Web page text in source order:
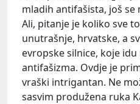
mladih antifašista, još se
Ali, pitanje je koliko sve
unutrašnje, hrvatske, a
evropske silnice, koje
antifašizma. Ovdje je
vraški intrigantan. Ne
sasvim produžena ruka